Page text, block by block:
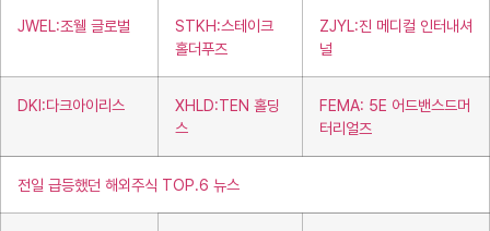
JWEL:조웰 글로벌
STKH:스테이크
홀더푸즈
ZJYL:진 메디컬 인터내셔
널
DKI:다크아이리스
XHLD:TEN 홀딩
스
FEMA: 5E 어드밴스드머
터리얼즈
전일 급등했던 해외주식 TOP.6 뉴스